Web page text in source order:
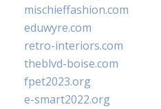
mischieffashion.com
eduwyre.com
retro-interiors.com
theblvd-boise.com
fpet2023.org
e-smart2022.org